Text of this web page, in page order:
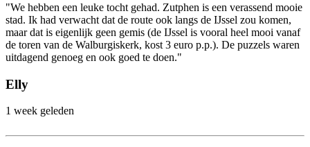
"We hebben een leuke tocht gehad. Zutphen is een verassend mooie
stad. Ik had verwacht dat de route ook langs de IJssel zou komen,
maar dat is eigenlijk geen gemis (de IJssel is vooral heel mooi vanaf
de toren van de Walburgiskerk, kost 3 euro p.p.). De puzzels waren
uitdagend genoeg en ook goed te doen."
Elly
1 week geleden